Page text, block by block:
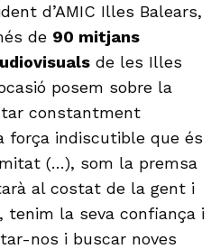
d’AMIC Illes Balears,
de 90 mitjans
de les Illes
posem sobre la
constantment
força indiscutible que és
(…), som la premsa
al costat de la gent i
tenim la seva confiança i
nos i buscar noves